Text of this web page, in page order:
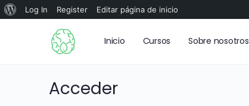
Log In Register Editar página de inicio
Inicio Cursos Sobre nosotros
Acceder